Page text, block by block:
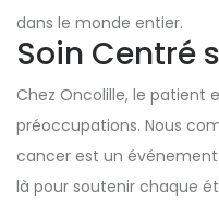
dans le monde entier.
Soin Centré
Chez Oncolille, le patient
préoccupations. Nous
cancer est un
là pour soutenir chaque